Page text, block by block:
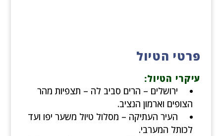
פרטי הטיול
עיקרי הטיול:
ירושלים – הרים סביב לה – תצפיות מהר
הצופים וארמון הנציב.
העיר העתיקה – מסלול טיול משער יפו ועד
לכותל המערבי.